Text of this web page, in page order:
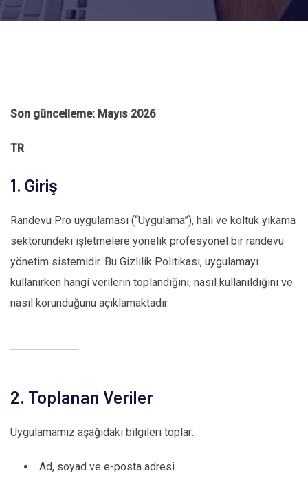
Son güncelleme: Mayıs 2026
TR
1. Giriş
Randevu Pro uygulaması (“Uygulama”), halı ve koltuk yıkama
sektöründeki işletmelere yönelik profesyonel bir randevu
yönetim sistemidir. Bu Gizlilik Politikası, uygulamayı
kullanırken hangi verilerin toplandığını, nasıl kullanıldığını ve
nasıl korunduğunu açıklamaktadır.
2. Toplanan Veriler
Uygulamamız aşağıdaki bilgileri toplar:
Ad, soyad ve e-posta adresi